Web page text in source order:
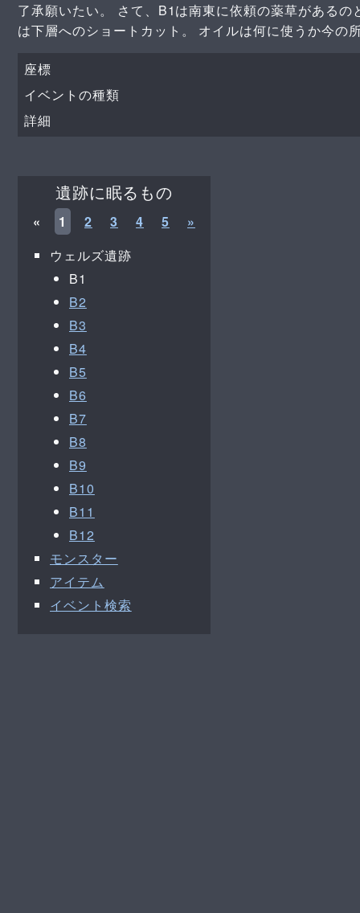
了承願いたい。 さて、B1は南東に依頼の薬草がある
は下層へのショートカット。 オイルは何に使うか今の
座標
イベントの種類
詳細
遺跡に眠るもの
« 1 2 3 4 5
»
ウェルズ遺跡
B1
B2
B3
B4
B5
B6
B7
B8
B9
B10
B11
B12
モンスター
アイテム
イベント検索